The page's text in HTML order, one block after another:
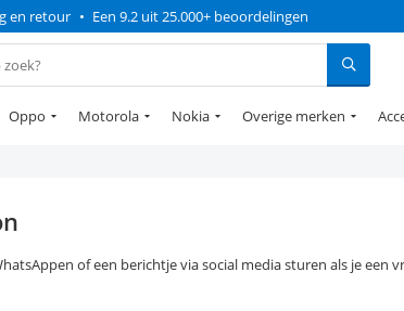
en retour • Een 9.2 uit 25.000+ beoordelingen
Oppo Motorola Nokia Overige merken
of een berichtje via social media sturen als je een